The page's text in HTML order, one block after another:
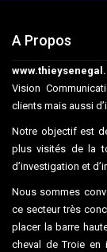
A Propos
Vision
clients mais aussi
Notre objectif est
plus visités de la
d’investigation et
Nous sommes
ce secteur très
placer la barre
cheval de Troie en